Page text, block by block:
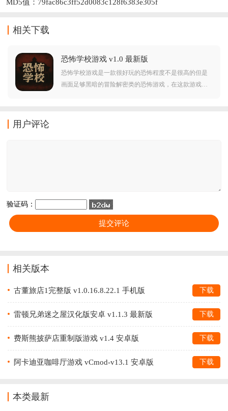
MD5值：79fac86c3ff52d0083c128f6383e305f
相关下载
恐怖学校游戏 v1.0 最新版
恐怖学校游戏是一款很好玩的恐怖程度不是很高的但是
画面足够黑暗的冒险解密类的恐怖游戏，在这款游戏中
用户评论
验证码：
相关版本
古董旅店1完整版 v1.0.16.8.22.1 手机版 下载
雷顿兄弟迷之屋汉化版安卓 v1.1.3 最新版 下载
费斯熊披萨店重制版游戏 v1.4 安卓版 下载
阿卡迪亚咖啡厅游戏 vCmod-v13.1 安卓版 下载
本类最新